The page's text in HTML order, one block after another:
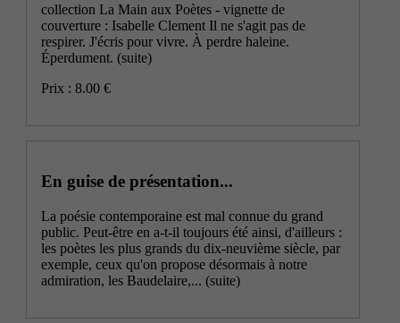
collection La Main aux Poètes - vignette de
couverture : Isabelle Clement Il ne s'agit pas de
respirer. J'écris pour vivre. À perdre haleine.
Éperdument.(suite)
Prix : 8.00 €
En guise de présentation...
La poésie contemporaine est mal connue du grand
public. Peut-être en a-t-il toujours été ainsi, d'ailleurs :
les poètes les plus grands du dix-neuvième siècle, par
exemple, ceux qu'on propose désormais à notre
admiration, les Baudelaire,...(suite)